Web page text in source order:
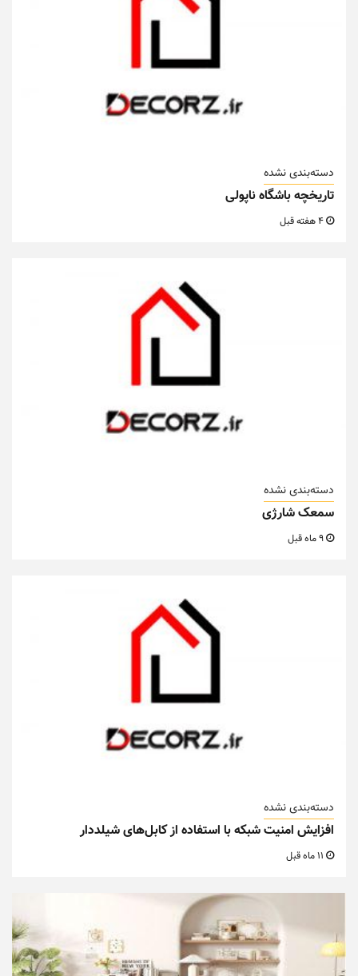
دسته‌بندی نشده
تاریخچه باشگاه ناپولی
دسته‌بندی نشده
سمعک شارژی
دسته‌بندی نشده
افزایش امنیت شبکه با استفاده از کابل‌های شیلددار